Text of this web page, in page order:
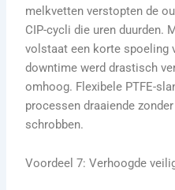
melkvetten verstopten de
CIP-cycli die uren duurden.
volstaat een korte spoeling
downtime werd drastisch
omhoog. Flexibele PTFE-
processen draaiende
schrobben.
Voordeel 7: Verhoogde